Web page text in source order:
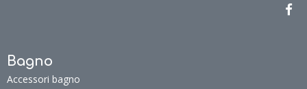
Bagno
Accessori bagno